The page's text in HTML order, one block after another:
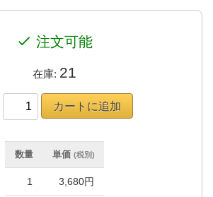
check 注文可能
在庫: 21
数量 単価 (税別)
1 3,680円